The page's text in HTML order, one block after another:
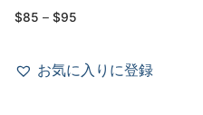
$85 – $95
–
$95
お気に入りに登録